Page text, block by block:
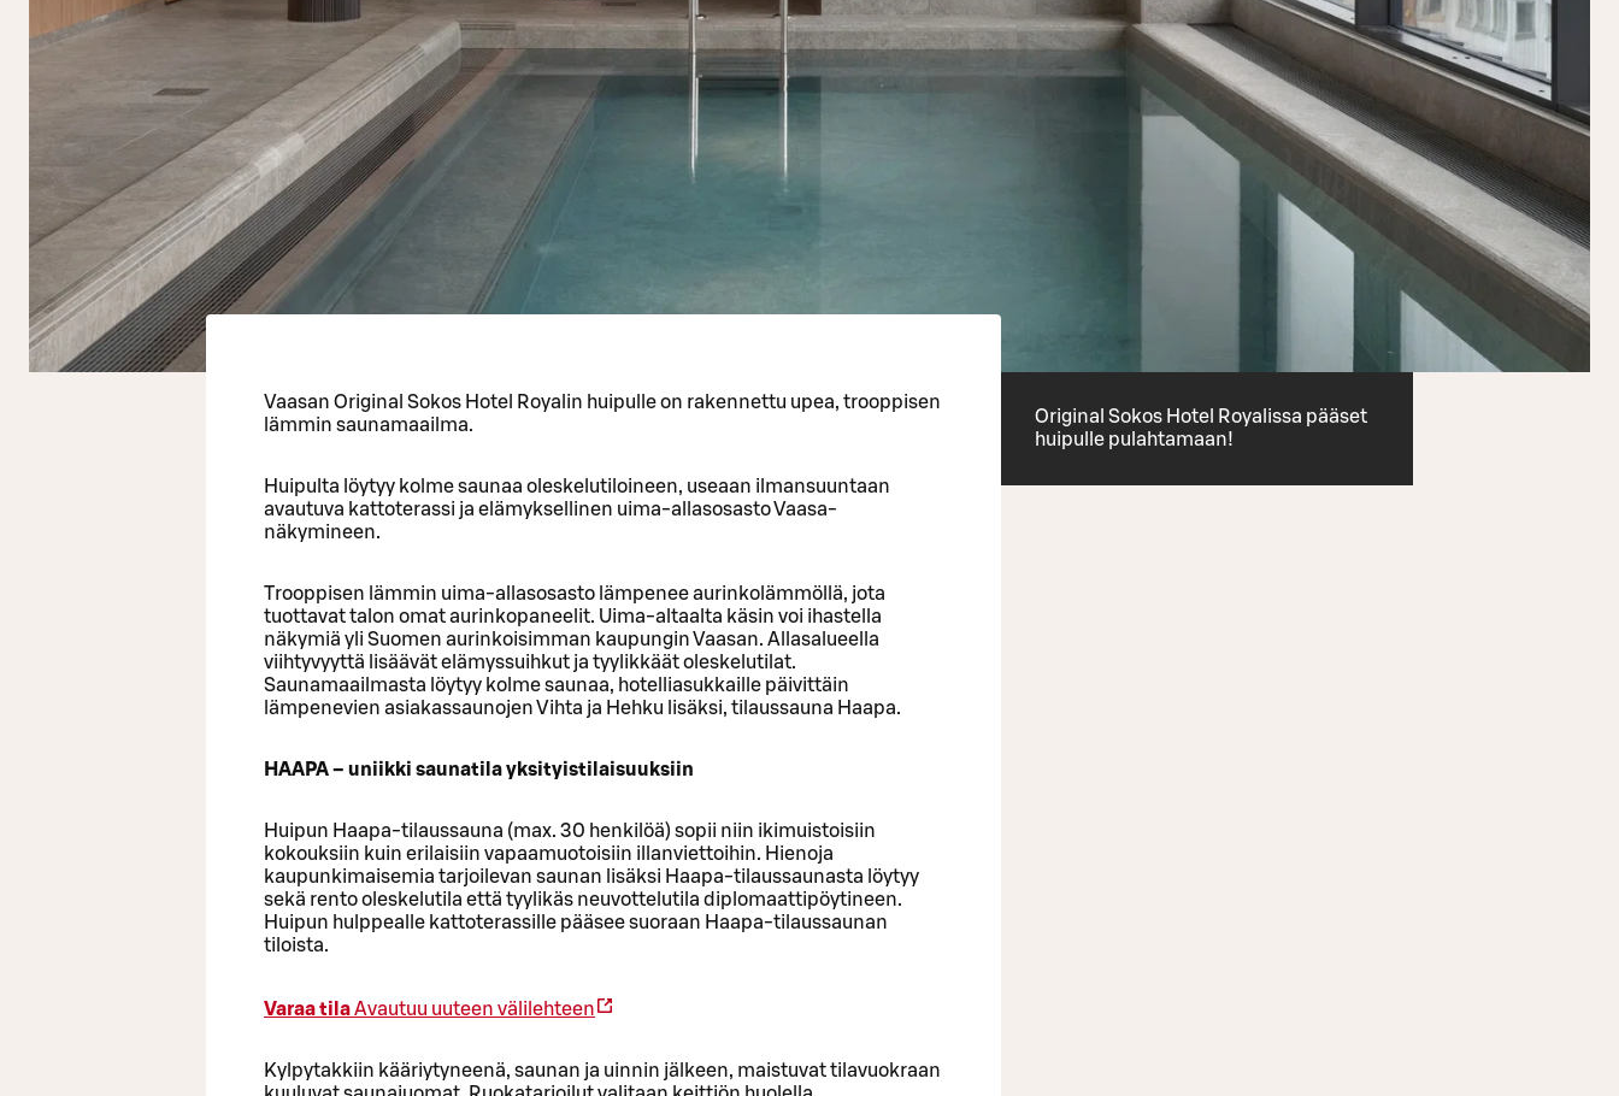
Vaasan Original Sokos Hotel Royalin huipulle on rakennettu upea, trooppisen
lämmin saunamaailma.
Huipulta löytyy kolme saunaa oleskelutiloineen, useaan ilmansuuntaan
avautuva kattoterassi ja elämyksellinen uima-allasosasto Vaasa-
näkymineen.
Trooppisen lämmin uima-allasosasto lämpenee aurinkolämmöllä, jota
tuottavat talon omat aurinkopaneelit. Uima-altaalta käsin voi ihastella
näkymiä yli Suomen aurinkoisimman kaupungin Vaasan. Allasalueella
viihtyvyyttä lisäävät elämyssuihkut ja tyylikkäät oleskelutilat.
Saunamaailmasta löytyy kolme saunaa, hotelliasukkaille päivittäin
lämpenevien asiakassaunojen Vihta ja Hehku lisäksi, tilaussauna Haapa.
HAAPA – uniikki saunatila yksityistilaisuuksiin
Huipun Haapa-tilaussauna (max. 30 henkilöä) sopii niin ikimuistoisiin
kokouksiin kuin erilaisiin vapaamuotoisiin illanviettoihin. Hienoja
kaupunkimaisemia tarjoilevan saunan lisäksi Haapa-tilaussaunasta löytyy
sekä rento oleskelutila että tyylikäs neuvottelutila diplomaattipöytineen.
Huipun hulppealle kattoterassille pääsee suoraan Haapa-tilaussaunan
tiloista.
Varaa tilaAvautuu uuteen välilehteen
Kylpytakkiin kääriytyneenä, saunan ja uinnin jälkeen, maistuvat tilavuokraan
Original Sokos Hotel Royalissa pääset
huipulle pulahtamaan!